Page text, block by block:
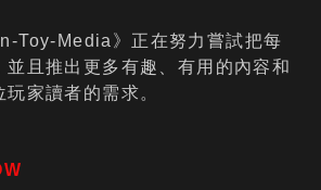
Toy-Media》正在努力嘗試把每
並且推出更多有趣、有用的內容和
家讀者的需求。